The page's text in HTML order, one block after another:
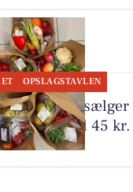
OPSLAGSTAVLEN
I ASP sælger
poser til 45 kr.